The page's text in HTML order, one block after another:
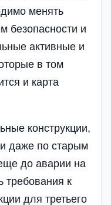
менять
безопасности и
активные и
в том
и карта
конструкции,
даже по старым
до аварии на
требования к
для третьего